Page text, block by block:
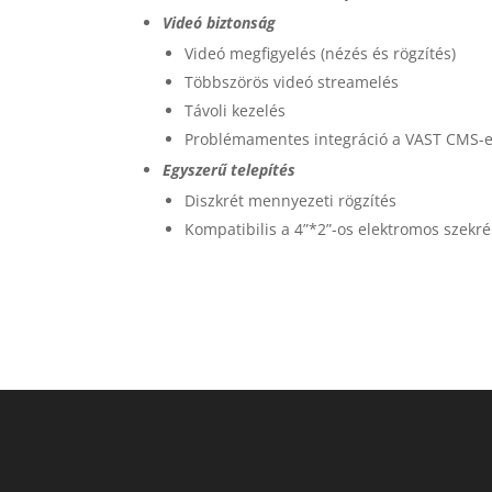
Videó biztonság
Videó megfigyelés (nézés és rögzítés)
Többszörös videó streamelés
Távoli kezelés
Problémamentes integráció a VAST CMS-
Egyszerű telepítés
Diszkrét mennyezeti rögzítés
Kompatibilis a 4”*2”-os elektromos